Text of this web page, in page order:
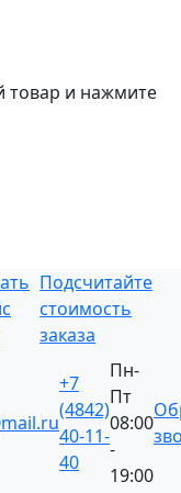
товар и нажмите
Подсчитайте
стоимость
заказа
+7
(4842)
40-11-
40
Пн-
Пт
08:00
-
19:00